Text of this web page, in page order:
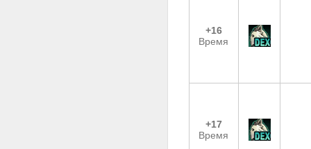
+16
Время
+17
Время